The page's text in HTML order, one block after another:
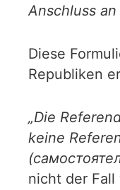
Anschluss an
Diese
Republiken
„Die
keine
nicht der Fall